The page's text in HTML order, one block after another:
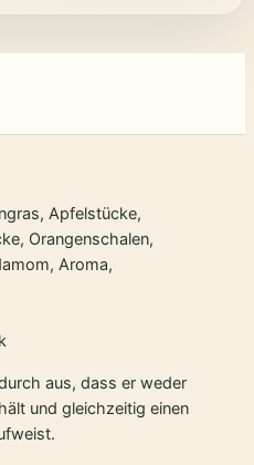
Apfelstücke,
Orangenschalen,
Aroma,
aus, dass er weder
und gleichzeitig einen